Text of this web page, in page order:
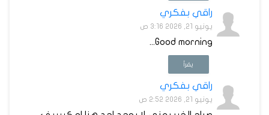
راقي بفكري
يونيو 21, 2026 3:16 ص
Good morning...
يقرأ
راقي بفكري
يونيو 21, 2026 2:52 ص